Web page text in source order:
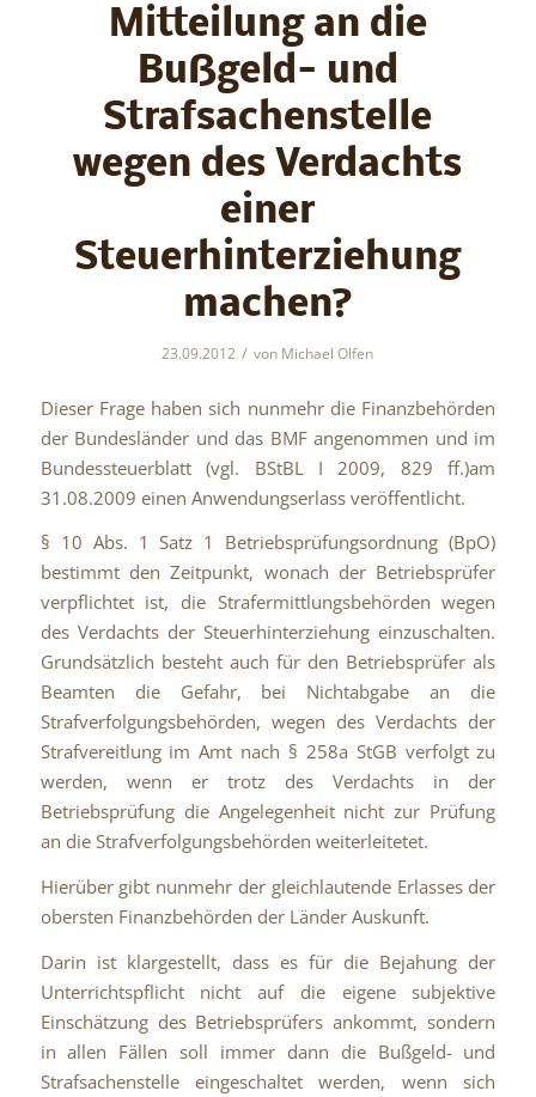
Mitteilung an die
Bußgeld- und
Strafsachenstelle
wegen des Verdachts
einer
Steuerhinterziehung
machen?
23.09.2012 / von Michael Olfen
Dieser Frage haben sich nunmehr die Finanzbehörden
der Bundesländer und das BMF angenommen und im
Bundessteuerblatt (vgl. BStBL I 2009, 829 ff.)am
31.08.2009 einen Anwendungserlass veröffentlicht.
§ 10 Abs. 1 Satz 1 Betriebsprüfungsordnung (BpO)
bestimmt den Zeitpunkt, wonach der Betriebsprüfer
verpflichtet ist, die Strafermittlungsbehörden wegen
des Verdachts der Steuerhinterziehung einzuschalten.
Grundsätzlich besteht auch für den Betriebsprüfer als
Beamten die Gefahr, bei Nichtabgabe an die
Strafverfolgungsbehörden, wegen des Verdachts der
Strafvereitlung im Amt nach § 258a StGB verfolgt zu
werden, wenn er trotz des Verdachts in der
Betriebsprüfung die Angelegenheit nicht zur Prüfung
an die Strafverfolgungsbehörden weiterleitetet.
Hierüber gibt nunmehr der gleichlautende Erlasses der
obersten Finanzbehörden der Länder Auskunft.
Darin ist klargestellt, dass es für die Bejahung der
Unterrichtspflicht nicht auf die eigene subjektive
Einschätzung des Betriebsprüfers ankommt, sondern
in allen Fällen soll immer dann die Bußgeld- und
Strafsachenstelle eingeschaltet werden, wenn sich